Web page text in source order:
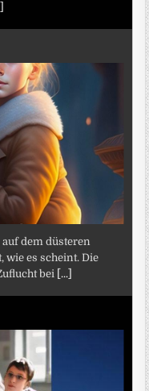
dem düsteren
wie es scheint. Die
bei [...]